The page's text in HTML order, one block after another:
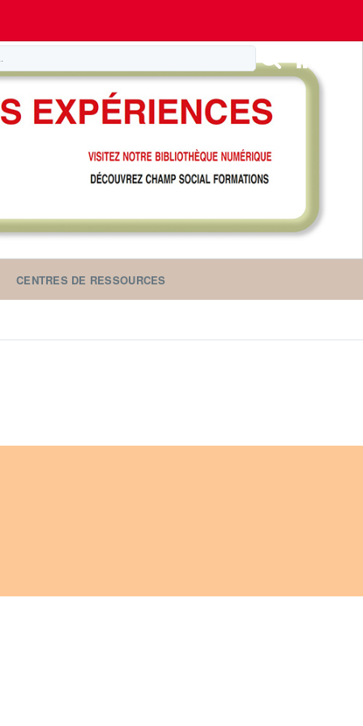
CENTRES DE RESSOURCES